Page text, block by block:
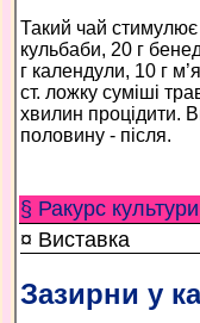
Такий чай стимулює
кульбаби, 20 г
г календули, 10 г
ст. ложку суміші
хвилин процідити.
половину - після.
§ Ракурс культури
¤ Виставка
Зазирни у